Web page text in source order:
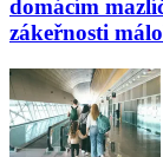
domácím
zákeřnosti